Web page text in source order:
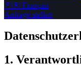
🇫🇷 Français
Anfrage stellen
1.